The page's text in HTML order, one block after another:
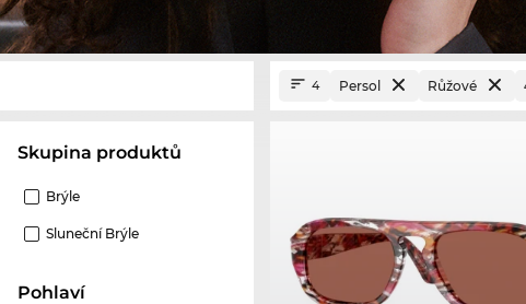
Skupina produktů
Brýle
Sluneční Brýle
Pohlaví
4 Persol Růžové